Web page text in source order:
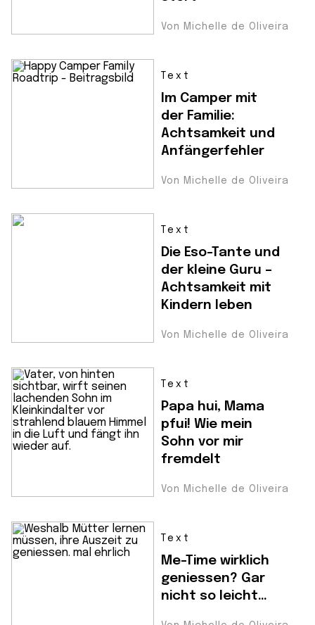
Von Michelle de Oliveira
Text
Im Camper mit
der Familie:
Achtsamkeit und
Anfängerfehler
Von Michelle de Oliveira
Text
Die Eso-Tante und
der kleine Guru –
Achtsamkeit mit
Kindern leben
Von Michelle de Oliveira
Text
Papa hui, Mama
pfui! Wie mein
Sohn vor mir
fremdelt
Von Michelle de Oliveira
Text
Me-Time wirklich
geniessen? Gar
nicht so leicht…